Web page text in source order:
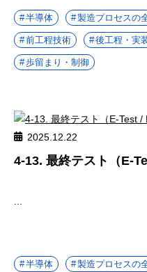
半導体 製造プロセスの
前工程技術 後工程・実
歩留まり・制御
2025.12.22
4-13. 最終テスト（E-
半導体 製造プロセスの